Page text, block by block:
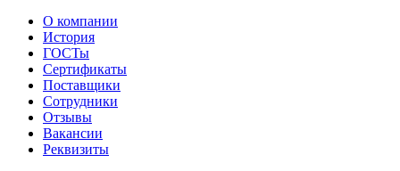
О компании
История
ГОСТы
Сертификаты
Поставщики
Сотрудники
Отзывы
Вакансии
Реквизиты